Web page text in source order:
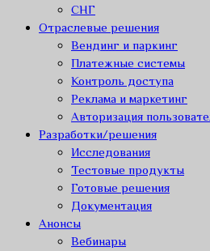
СНГ
Отраслевые решения
Вендинг и паркинг
Платежные системы
Контроль доступа
Реклама и маркетинг
Авторизация
Разработки/решения
Исследования
Тестовые продукты
Готовые решения
Документация
Анонсы
Вебинары